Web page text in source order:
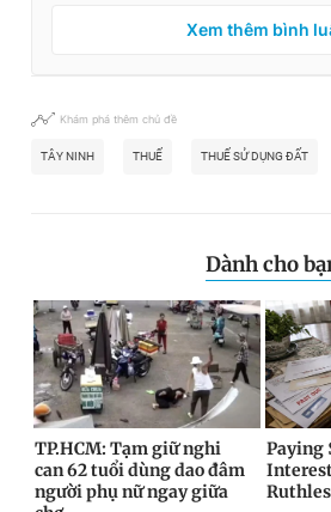
Xem thêm bình
Khám phá thêm chủ đề
TÂY NINH THUẾ THUẾ SỬ DỤNG ĐẤT